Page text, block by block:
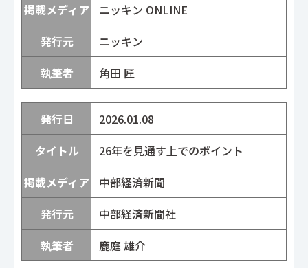
ニッキン ONLINE
ニッキン
角田 匠
2026.01.08
26年を見通す上でのポイント
中部経済新聞
中部経済新聞社
鹿庭 雄介